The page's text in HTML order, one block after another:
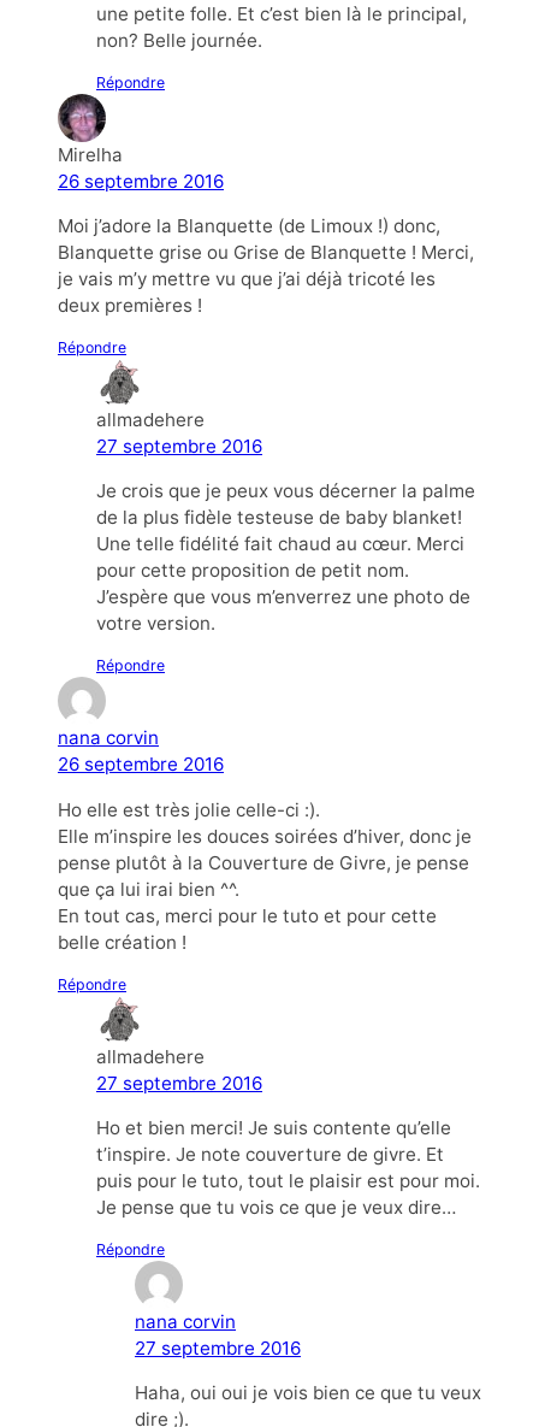
une petite folle. Et c’est bien là le principal,
non? Belle journée.
Répondre
Mirelha
26 septembre 2016
Moi j’adore la Blanquette (de Limoux !) donc,
Blanquette grise ou Grise de Blanquette ! Merci,
je vais m’y mettre vu que j’ai déjà tricoté les
deux premières !
Répondre
allmadehere
27 septembre 2016
Je crois que je peux vous décerner la palme
de la plus fidèle testeuse de baby blanket!
Une telle fidélité fait chaud au cœur. Merci
pour cette proposition de petit nom.
J’espère que vous m’enverrez une photo de
votre version.
Répondre
nana corvin
26 septembre 2016
Ho elle est très jolie celle-ci :).
Elle m’inspire les douces soirées d’hiver, donc je
pense plutôt à la Couverture de Givre, je pense
que ça lui irai bien ^^.
En tout cas, merci pour le tuto et pour cette
belle création !
Répondre
allmadehere
27 septembre 2016
Ho et bien merci! Je suis contente qu’elle
t’inspire. Je note couverture de givre. Et
puis pour le tuto, tout le plaisir est pour moi.
Je pense que tu vois ce que je veux dire…
Répondre
nana corvin
27 septembre 2016
Haha, oui oui je vois bien ce que tu veux
dire ;).